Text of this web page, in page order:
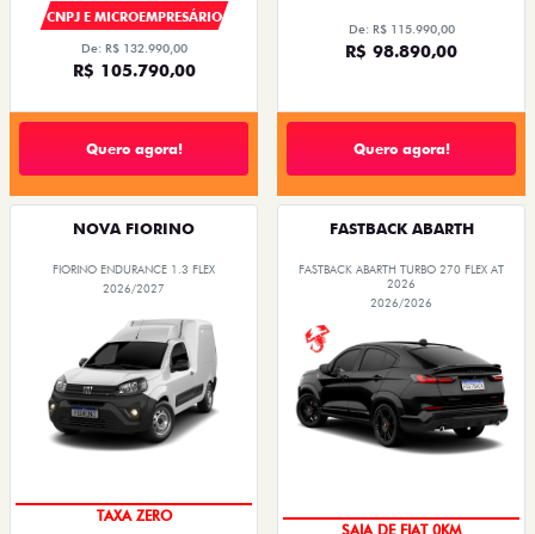
CNPJ E MICROEMPRESÁRIO
De: R$ 132.990,00
R$ 105.790,00
Quero agora!
De: R$ 115.990,00
R$ 98.890,00
Quero agora!
NOVA FIORINO
FIORINO ENDURANCE 1.3 FLEX
2026/2027
TAXA ZERO
FASTBACK ABARTH
FASTBACK ABARTH TURBO 270 FLEX AT
2026
2026/2026
SAIA DE FIAT 0KM